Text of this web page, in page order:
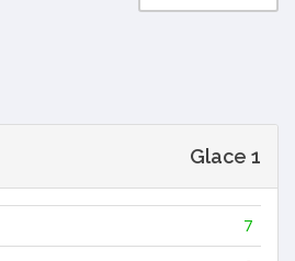
Glace 1
7